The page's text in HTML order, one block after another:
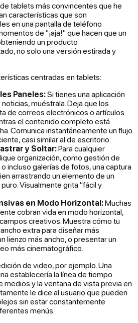
tablets más convincentes que he
características que son
en una pantalla de teléfono
de "¡aja!" que hacen que un
un producto
no solo una versión estirada y
centradas en tablets:
Paneles:Si tienes una aplicación
muéstrala. Deja que los
de correos electrónicos o artículos
el contenido completo está
Comunica instantáneamente un flujo
casi similar al de escritorio.
y Soltar:Para cualquier
organización, como gestión de
incluso galerías de fotos, una captura
arrastrando un elemento de un
Visualmente grita "fácil y
en Modo Horizontal:Muchas
cobran vida en modo horizontal,
creativos. Muestra cómo tu
extra para diseñar más
lienzo más ancho, o presentar un
más cinematográfico.
de video, por ejemplo. Una
establecería la línea de tiempo
medios y la ventana de vista previa en
le dice al usuario que pueden
sin estar constantemente
menús.